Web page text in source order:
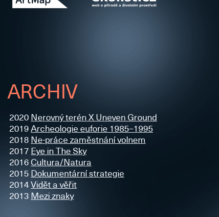
ARCHIV
2020 Nerovný terén X Uneven Ground
2019 Archeologie euforie 1985–1995
2018 Ne-práce zaměstnání volnem
2017 Eye in The Sky
2016Cultura/Natura
2015 Dokumentární strategie
2014Vidět a věřit
2013 Mezi znaky